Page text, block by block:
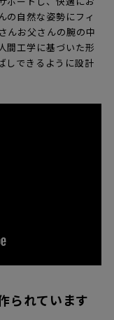
の自然な姿勢にフィ
んお父さんの腕の中
間工学に基づいた形
しできるように設計
られています